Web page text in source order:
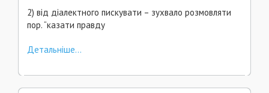
2) від діалектного пискувати – зухвало розмовляти
пор. “казати правду
Детальніше...